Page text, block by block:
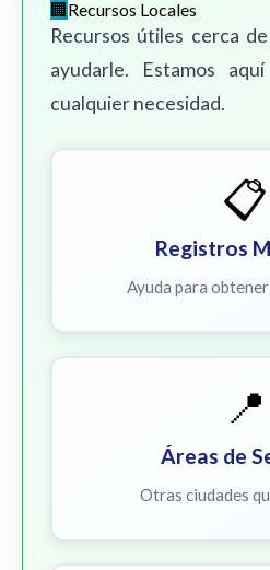
Recursos Locales
Recursos útiles cerca
ayudarle. Estamos
cualquier necesidad.
📋
Registros
Ayuda para
📍
Áreas de
Otras ciudades